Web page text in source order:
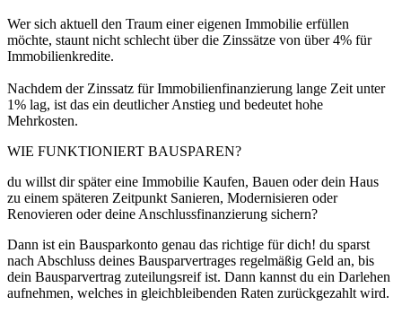
Wer sich aktuell den Traum einer eigenen Immobilie erfüllen
möchte, staunt nicht schlecht über die Zinssätze von über 4% für
Immobilienkredite.
Nachdem der Zinssatz für Immobilienfinanzierung lange Zeit unter
1% lag, ist das ein deutlicher Anstieg und bedeutet hohe
Mehrkosten.
WIE FUNKTIONIERT BAUSPAREN?
du willst dir später eine Immobilie Kaufen, Bauen oder dein Haus
zu einem späteren Zeitpunkt Sanieren, Modernisieren oder
Renovieren oder deine Anschlussfinanzierung sichern?
Dann ist ein Bausparkonto genau das richtige für dich! du sparst
nach Abschluss deines Bausparvertrages regelmäßig Geld an, bis
dein Bausparvertrag zuteilungsreif ist. Dann kannst du ein Darlehen
aufnehmen, welches in gleichbleibenden Raten zurückgezahlt wird.